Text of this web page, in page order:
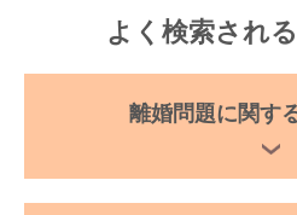
よく検索され
離婚問題に関す